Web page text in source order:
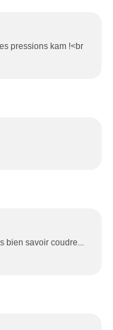
pressions kam !<br
bien savoir coudre...